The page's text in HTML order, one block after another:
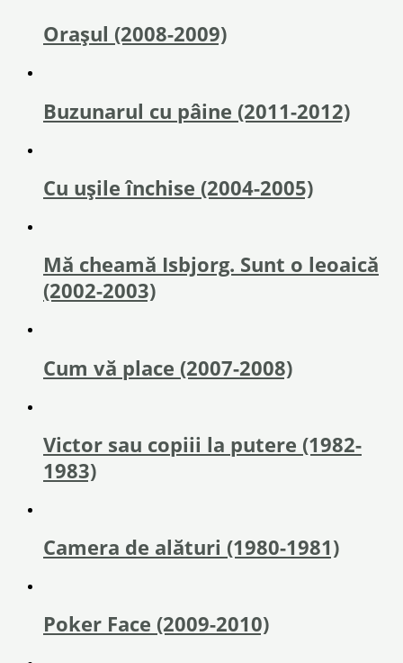
Orașul (2008-2009)
Buzunarul cu pâine (2011-2012)
Cu ușile închise (2004-2005)
Mă cheamă Isbjorg. Sunt o leoaică
(2002-2003)
Cum vă place (2007-2008)
Victor sau copiii la putere (1982-
1983)
Camera de alături (1980-1981)
Poker Face (2009-2010)